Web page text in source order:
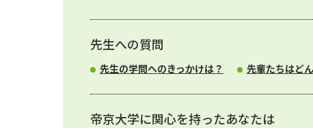
先生への質問
先生の学問へのきっかけは？ 先輩たちはど
帝京大学に関心を持ったあなたは